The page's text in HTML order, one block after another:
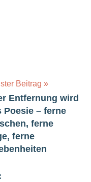
Beitrag
Entfernung wird
Poesie – ferne
ferne
ferne